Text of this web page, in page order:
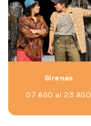
Sirenas
07 AGO al 23 AGO